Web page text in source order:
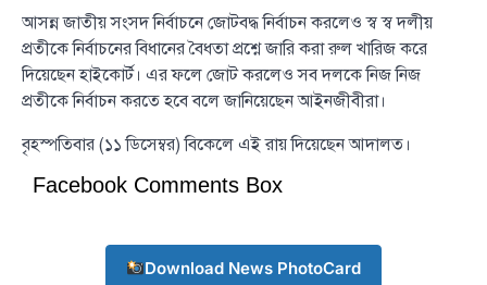
আসন্ন জাতীয় সংসদ নির্বাচনে জোটবদ্ধ নির্বাচন করলেও স্ব স্ব দলীয়
প্রতীকে নির্বাচনের বিধানের বৈধতা প্রশ্নে জারি করা রুল খারিজ করে
দিয়েছেন হাইকোর্ট। এর ফলে জোট করলেও সব দলকে নিজ নিজ
প্রতীকে নির্বাচন করতে হবে বলে জানিয়েছেন আইনজীবীরা।
বৃহস্পতিবার (১১ ডিসেম্বর) বিকেলে এই রায় দিয়েছেন আদালত।
Facebook Comments Box
Download News PhotoCard